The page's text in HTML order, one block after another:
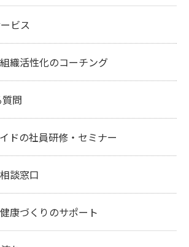
ビス
織活性化のコーチング
問
ドの社員研修・セミナー
談窓口
康づくりのサポート